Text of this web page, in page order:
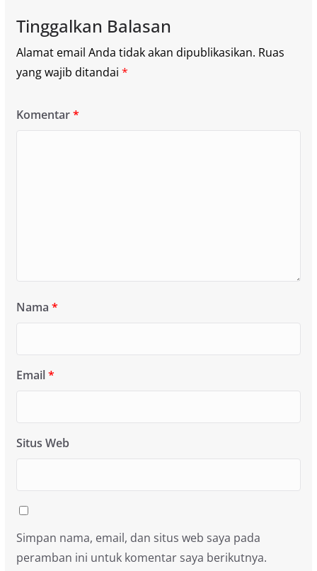
Tinggalkan Balasan
Alamat email Anda tidak akan dipublikasikan. Ruas
yang wajib ditandai *
Komentar*
Nama *
Email*
Situs Web
Simpan nama, email, dan situs web saya pada
peramban ini untuk komentar saya berikutnya.